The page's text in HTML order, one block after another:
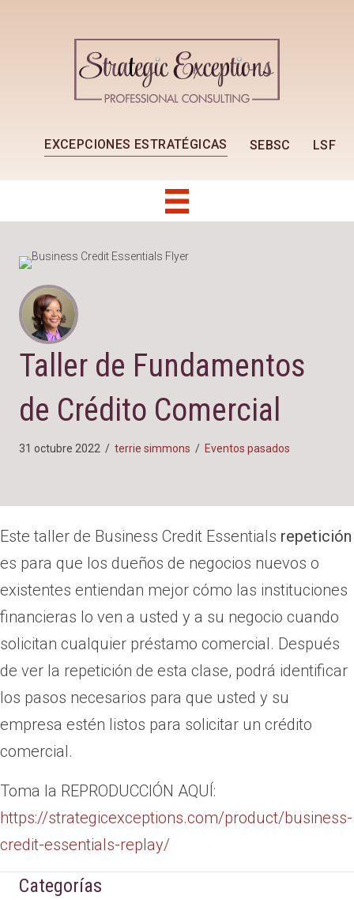
EXCEPCIONES ESTRATÉGICAS SEBSC LSF
Taller de Fundamentos
de Crédito Comercial
31 octubre 2022 / terrie simmons / Eventos pasados
Este taller de Business Credit Essentials repetición
es para que los dueños de negocios nuevos o
existentes entiendan mejor cómo las instituciones
financieras lo ven a usted y a su negocio cuando
solicitan cualquier préstamo comercial. Después
de ver la repetición de esta clase, podrá identificar
los pasos necesarios para que usted y su
empresa estén listos para solicitar un crédito
comercial.
Toma la REPRODUCCIÓN AQUÍ:
https://strategicexceptions.com/product/business-
credit-essentials-replay/
Categorías